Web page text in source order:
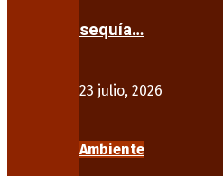
sequía…
23 julio, 2026
Ambiente